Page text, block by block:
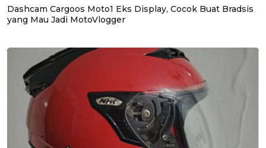
Dashcam Cargoos Moto1 Eks Display, Cocok Buat Bradsis
yang Mau Jadi MotoVlogger